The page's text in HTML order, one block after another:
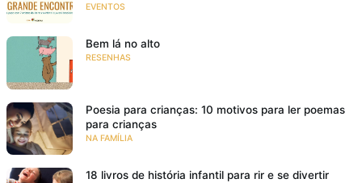
EVENTOS
Bem lá no alto
RESENHAS
Poesia para crianças: 10 motivos para ler poemas
para crianças
NA FAMÍLIA
18 livros de história infantil para rir e se divertir